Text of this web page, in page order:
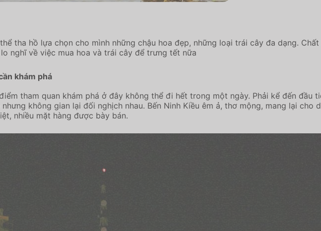
tha hồ lựa chọn cho mình những chậu hoa đẹp, những loại trái cây đa dạng.
nghĩ về việc mua hoa và trái cây để trưng tết nữa
khám phá
tham quan khám phá ở đây không thể đi hết trong một ngày. Phải kể đến đầu
không gian lại đối nghịch nhau. Bến Ninh Kiều êm ả, thơ mộng, mang lại cho
nhiều mặt hàng được bày bán.